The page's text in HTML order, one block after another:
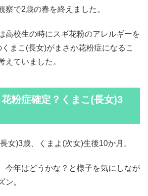
察で2歳の春を終えました。
高校生の時にスギ花粉のアレルギーを
まこ(長女)がまさか花粉症になるこ
えていました。
粉症確定？くまこ(長女)3
女)3歳、くまよ(次女)生後10か月。
今年はどうかな？と様子を気にしなが
ン。